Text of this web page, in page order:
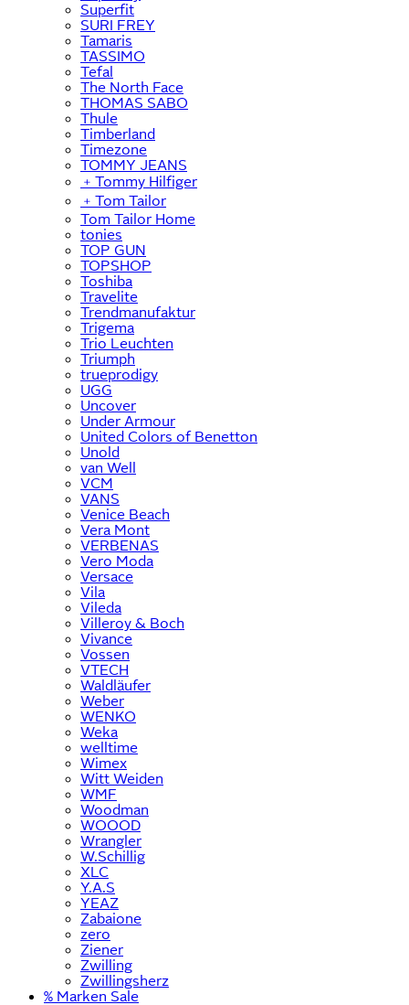
Superfit
SURI FREY
Tamaris
TASSIMO
Tefal
The North Face
THOMAS SABO
Thule
Timberland
Timezone
TOMMY JEANS
﹢ Tommy Hilfiger
﹢ Tom Tailor
Tom Tailor Home
tonies
TOP GUN
TOPSHOP
Toshiba
Travelite
Trendmanufaktur
Trigema
Trio Leuchten
Triumph
trueprodigy
UGG
Uncover
Under Armour
United Colors of Benetton
Unold
van Well
VCM
VANS
Venice Beach
Vera Mont
VERBENAS
Vero Moda
Versace
Vila
Vileda
Villeroy & Boch
Vivance
Vossen
VTECH
Waldläufer
Weber
WENKO
Weka
welltime
Wimex
Witt Weiden
WMF
Woodman
WOOOD
Wrangler
W.Schillig
XLC
Y.A.S
YEAZ
Zabaione
zero
Ziener
Zwilling
Zwillingsherz
% Marken Sale